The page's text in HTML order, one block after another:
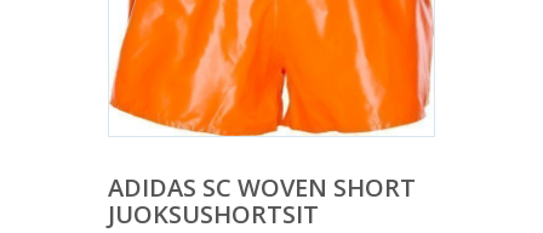
ADIDAS SC WOVEN SHORT
JUOKSUSHORTSIT